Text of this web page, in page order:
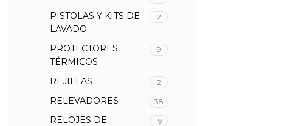
PISTOLAS Y KITS DE
LAVADO
2
PROTECTORES
TÉRMICOS
9
REJILLAS 2
RELEVADORES 38
RELOJES DE
19